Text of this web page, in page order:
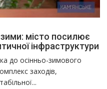
місто посилює
інфраструктури
до осінньо-зимового
заходів,